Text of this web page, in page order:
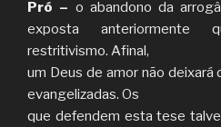
Pró – o abandono da
exposta anteriormente
restritivismo. Afinal,
um Deus de amor não deixará
evangelizadas. Os
que defendem esta tese